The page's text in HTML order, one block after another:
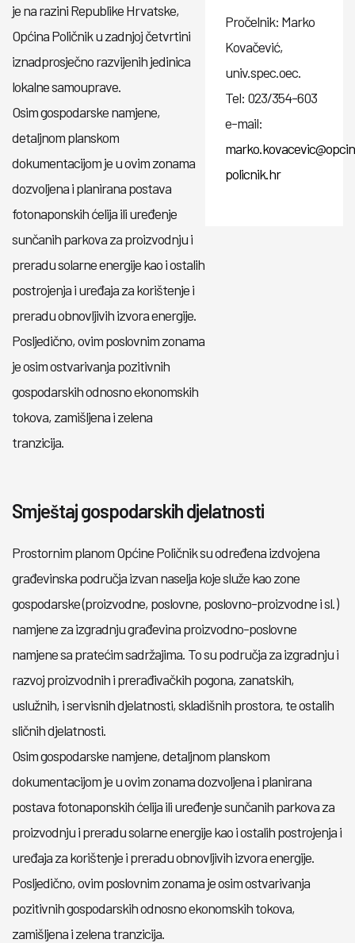
je na razini Republike Hrvatske,
Općina Poličnik u zadnjoj četvrtini
iznadprosječno razvijenih jedinica
lokalne samouprave.
Osim gospodarske namjene,
detaljnom planskom
dokumentacijom je u ovim zonama
dozvoljena i planirana postava
fotonaponskih ćelija ili uređenje
sunčanih parkova za proizvodnju i
preradu solarne energije kao i ostalih
postrojenja i uređaja za korištenje i
preradu obnovljivih izvora energije.
Posljedično, ovim poslovnim zonama
je osim ostvarivanja pozitivnih
gospodarskih odnosno ekonomskih
tokova, zamišljena i zelena
tranzicija.
Pročelnik: Marko
Kovačević,
univ.spec.oec.
Tel: 023/354-603
e-mail:
policnik.hr
Smještaj gospodarskih djelatnosti
Prostornim planom Općine Poličnik su određena izdvojena
građevinska područja izvan naselja koje služe kao zone
gospodarske (proizvodne, poslovne, poslovno-proizvodne i sl.)
namjene za izgradnju građevina proizvodno-poslovne
namjene sa pratećim sadržajima. To su područja za izgradnju i
razvoj proizvodnih i prerađivačkih pogona, zanatskih,
uslužnih, i servisnih djelatnosti, skladišnih prostora, te ostalih
sličnih djelatnosti.
Osim gospodarske namjene, detaljnom planskom
dokumentacijom je u ovim zonama dozvoljena i planirana
postava fotonaponskih ćelija ili uređenje sunčanih parkova za
proizvodnju i preradu solarne energije kao i ostalih postrojenja i
uređaja za korištenje i preradu obnovljivih izvora energije.
Posljedično, ovim poslovnim zonama je osim ostvarivanja
pozitivnih gospodarskih odnosno ekonomskih tokova,
zamišljena i zelena tranzicija.